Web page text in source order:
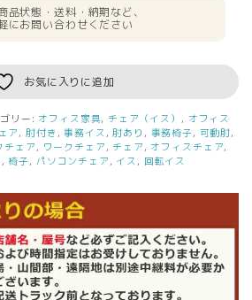
品状態・送料・納期など、
にお問い合わせください
お気に入りに追加
リー: オフィス家具, チェア（イス） , オフィス
ア , 肘付き ,事務イス ,肘あり , 事務椅子 , 可動肘,
チェア , ワークチェア , チェア , オフィスチェア,
,椅子 , パソコンチェア ,イス , 回転イス